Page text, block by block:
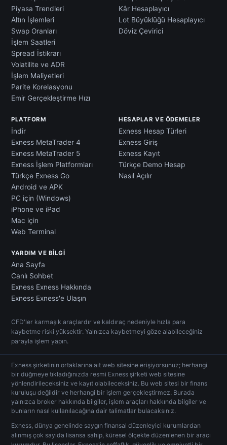
Piyasa Trendleri
Altın İşlemleri
Swap Oranları
İşlem Saatleri
Spread İstikrarı
Volatilite ve ADR
İşlem Maliyetleri
Parite Korelasyonu
Emir Gerçekleştirme Hızı
Kâr Hesaplayıcı
Lot Büyüklüğü Hesaplayıcı
Döviz Çevirici
PLATFORM
İndir
Exness MetaTrader 4
Exness MetaTrader 5
Exness İşlem Platformları
Türkçe Exness Go
Android ve APK
PC için (Windows)
iPhone ve iPad
Mac için
Web Terminal
HESAPLAR VE ÖDEMELER
Exness Hesap Türleri
Exness Giriş
Exness Kayıt
Türkçe Demo Hesap
Nasıl Açılır
YARDIM VE BILGI
Ana Sayfa
Canlı Sohbet
Exness Exness Hakkında
Exness Exness'e Ulaşın
CFD'ler karmaşık araçlardır ve kaldıraç nedeniyle hızla para
kaybetme riski yüksektir. Yalnızca kaybetmeyi göze alabileceğiniz
parayla işlem yapın.
Exness şirketinin ortaklarına ait web sitesine erişiyorsunuz; herhangi
bir düğmeye tıkladığınızda resmi Exness şirketi web sitesine
yönlendirileceksiniz ve kayıt olabileceksiniz. Bu web sitesi bir finans
kuruluşu değildir ve herhangi bir işlem gerçekleştirmez. Burada
yalnızca broker hakkında bilgiler, işlem araçları hakkında bilgiler ve
bunların nasıl kullanılacağına dair talimatlar bulacaksınız.
Exness, dünya genelinde saygın finansal düzenleyici kurumlardan
alınmış çok sayıda lisansa sahip, küresel ölçekte düzenlenen bir aracı